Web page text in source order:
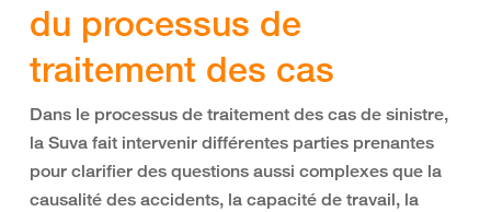
du processus de
traitement des cas
Dans le processus de traitement des cas de sinistre,
la Suva fait intervenir différentes parties prenantes
pour clarifier des questions aussi complexes que la
causalité des accidents, la capacité de travail, la